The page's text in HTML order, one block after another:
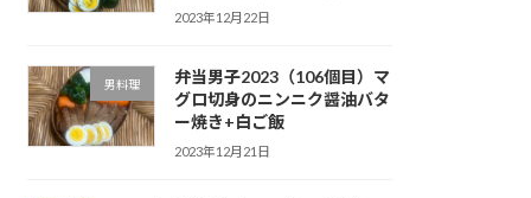
2023年12月22日
男料理
弁当男子2023（106個目）マ
グロ切身のニンニク醤油バタ
ー焼き+白ご飯
2023年12月21日